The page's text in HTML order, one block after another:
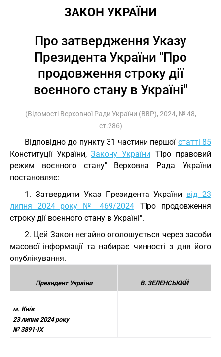
ЗАКОН УКРАЇНИ
Про затвердження Указу
Президента України "Про
продовження строку дії
воєнного стану в Україні"
(Відомості Верховної Ради України (ВВР), 2024, № 48,
ст.286)
Відповідно до пункту 31 частини першої статті 85
Конституції України,Закону України "Про правовий
режим воєнного стану" Верховна Рада України
постановляє:
1. Затвердити Указ Президента України від 23
липня 2024 року № 469/2024"Про продовження
строку дії воєнного стану в Україні".
2. Цей Закон негайно оголошується через засоби
масової інформації та набирає чинності з дня його
опублікування.
Президент України В. ЗЕЛЕНСЬКИЙ
м. Київ
23 липня 2024 року
№ 3891-IX